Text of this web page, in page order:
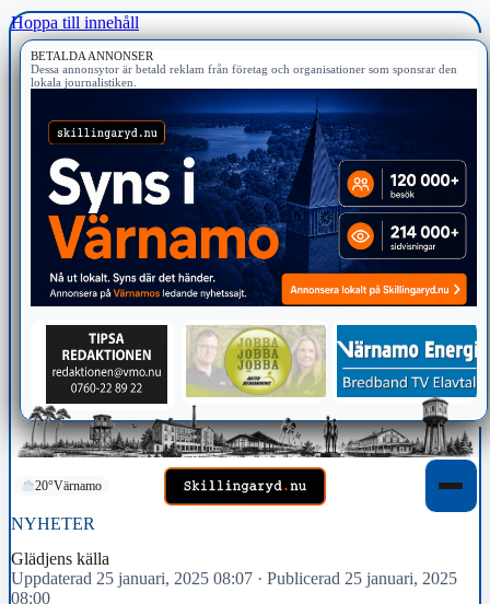
Hoppa till innehåll
BETALDA ANNONSER
Dessa annonsytor är betald reklam från företag och organisationer som sponsrar den
lokala journalistiken.
20°Värnamo
NYHETER
Glädjens källa
Uppdaterad 25 januari, 2025 08:07 · Publicerad 25 januari, 2025
08:00